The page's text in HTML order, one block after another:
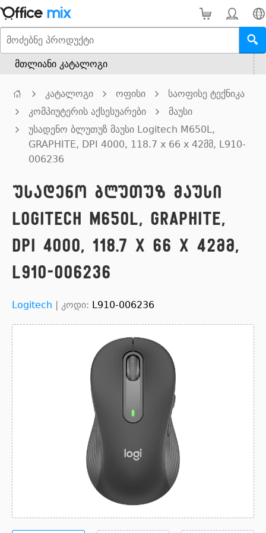
მთლიანი კატალოგი
კატალოგი ოფისი
საოფისე ტექნიკა
კომპიუტერის აქსესუარები
მაუსი
უსადენო ბლუთუზ მაუსი Logitech M650L,
GRAPHITE, DPI 4000, 118.7 x 66 x 42მმ, L910-
006236
უსადენო ბლუთუზ მაუსი
Logitech M650L, GRAPHITE,
DPI 4000, 118.7 x 66 x 42მმ,
L910-006236
Logitech | კოდი: L910-006236